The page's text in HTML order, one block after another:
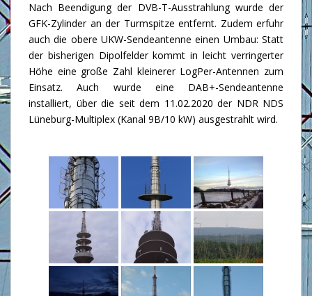
Nach Beendigung der DVB-T-Ausstrahlung wurde der
GFK-Zylinder an der Turmspitze entfernt. Zudem erfuhr
auch die obere UKW-Sendeantenne einen Umbau: Statt
der bisherigen Dipolfelder kommt in leicht verringerter
Höhe eine große Zahl kleinerer LogPer-Antennen zum
Einsatz. Auch wurde eine DAB+-Sendeantenne
installiert, über die seit dem 11.02.2020 der NDR NDS
Lüneburg-Multiplex (Kanal 9B/10 kW) ausgestrahlt wird.